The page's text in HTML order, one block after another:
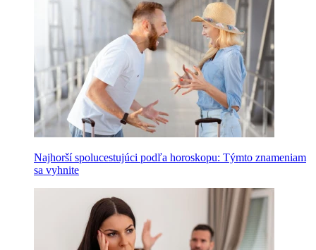
Najhorší spolucestujúci podľa horoskopu: Týmto znameniam
sa vyhnite